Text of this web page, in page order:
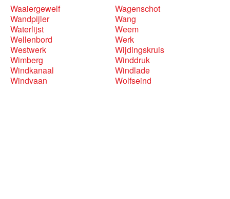
Waaiergewelf
Wagenschot
Wandpijler
Wang
Waterlijst
Weem
Wellenbord
Werk
Westwerk
Wijdingskruis
Wimberg
Winddruk
Windkanaal
Windlade
Windvaan
Wolfseind